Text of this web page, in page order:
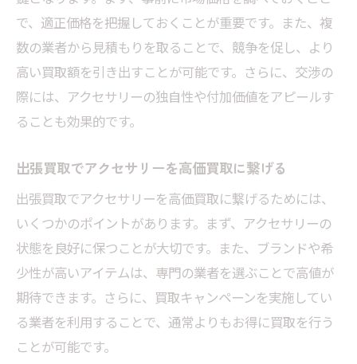
で、適正価格を把握しておくことが重要です。また、複
数の業者から見積もりを取ることで、競争を促し、より
高い買取額を引き出すことが可能です。さらに、交渉の
際には、アクセサリーの独自性や付加価値をアピールす
ることも効果的です。
出張買取でアクセサリーを高価買取に繋げる
出張買取でアクセサリーを高価買取に繋げるためには、
いくつかのポイントがあります。まず、アクセサリーの
状態を良好に保つことが大切です。また、ブランドや希
少性が高いアイテムは、専門の業者を選ぶことで高値が
期待できます。さらに、買取キャンペーンを実施してい
る業者を利用することで、通常よりもお得に買取を行う
ことが可能です。